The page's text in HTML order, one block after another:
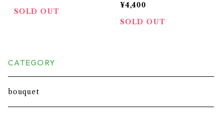
SOLD OUT
¥4,400
SOLD OUT
CATEGORY
bouquet